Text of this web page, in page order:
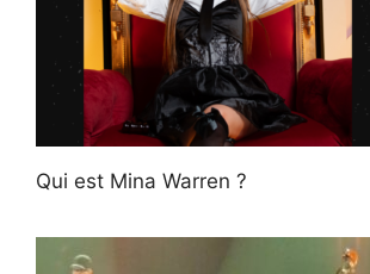
Qui est Mina Warren ?